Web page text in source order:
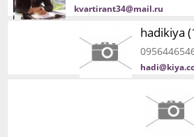
kvartirant34@mail.ru
hadikiya